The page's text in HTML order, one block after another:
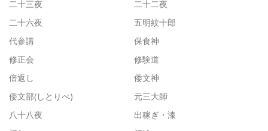
二十三夜
二十二夜
二十六夜
五明紋十郎
代参講
保食神
修正会
修験道
倍返し
倭文神
倭文部(しとりべ)
元三大師
八十八夜
出稼ぎ・漆